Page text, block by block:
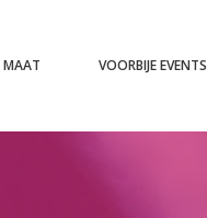
MAAT VOORBIJE EVENTS